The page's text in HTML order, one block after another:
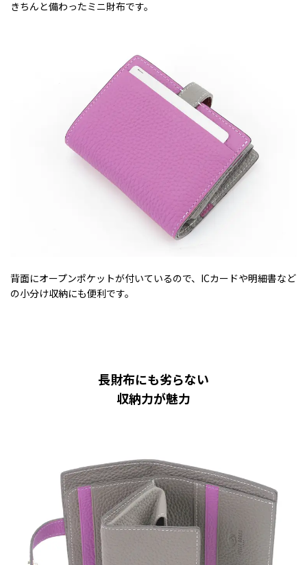
きちんと備わったミニ財布です。
背面にオープンポケットが付いているので、ICカードや明細書など
の小分け収納にも便利です。
長財布にも劣らない
収納力が魅力